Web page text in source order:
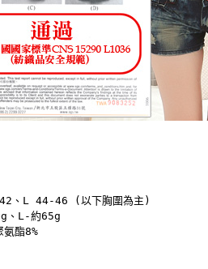
、L 44-46 (以下胸圍為主)
、L-約65g
氨酯8%